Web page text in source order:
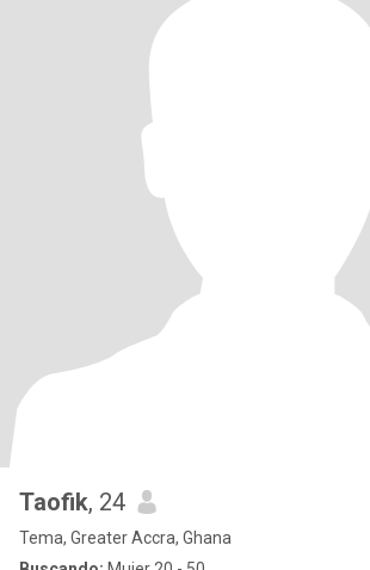
Taofik, 24
Tema, Greater Accra, Ghana